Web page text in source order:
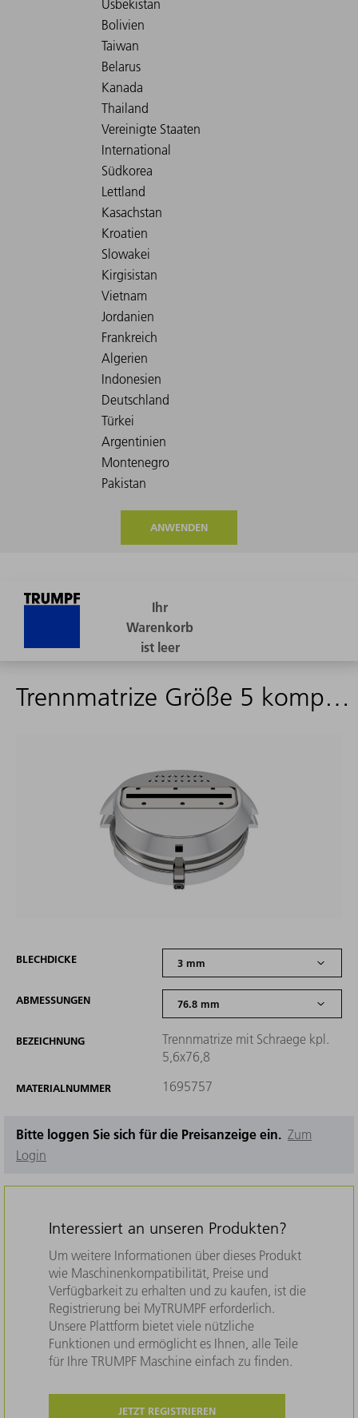
ANWENDEN
Trennmatrize Größe 5 komplett
BLECHDICKE
ABMESSUNGEN
BEZEICHNUNG
Trennmatrize mit Schraege kpl.
5,6x76,8
MATERIALNUMMER 1695757
Bitte loggen Sie sich für die Preisanzeige ein. Zum
Login
Interessiert an unseren Produkten?
Um weitere Informationen über dieses Produkt
wie Maschinenkompatibilität, Preise und
Verfügbarkeit zu erhalten und zu kaufen, ist die
Registrierung bei MyTRUMPF erforderlich.
Unsere Plattform bietet viele nützliche
Funktionen und ermöglicht es Ihnen, alle Teile
für Ihre TRUMPF Maschine einfach zu finden.
JETZT REGISTRIEREN